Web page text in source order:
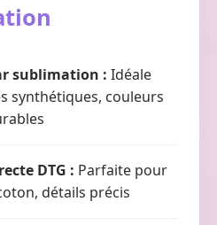
sublimation : Idéale
synthétiques, couleurs
DTG : Parfaite pour
détails précis